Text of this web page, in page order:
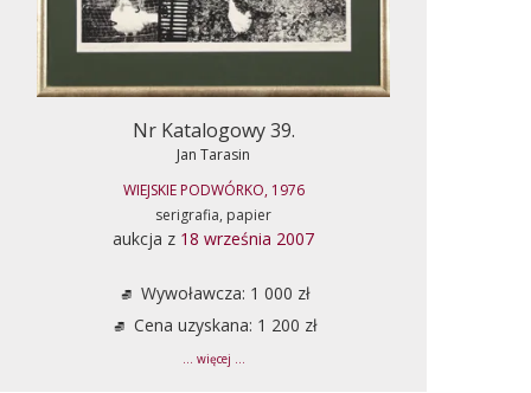
Nr Katalogowy 39.
Jan Tarasin
WIEJSKIE PODWÓRKO, 1976
serigrafia, papier
aukcja z 18 września 2007
Wywoławcza: 1 000 zł
Cena uzyskana: 1 200 zł
... więcej ...